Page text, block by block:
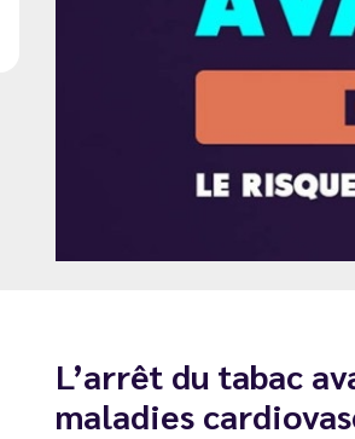
L’arrêt du tabac
maladies